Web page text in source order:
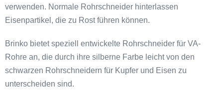
verwenden. Normale Rohrschneider hinterlassen
Eisenpartikel, die zu Rost führen können.
Brinko bietet speziell entwickelte Rohrschneider für VA-
Rohre an, die durch ihre silberne Farbe leicht von den
schwarzen Rohrschneidern für Kupfer und Eisen zu
unterscheiden sind.